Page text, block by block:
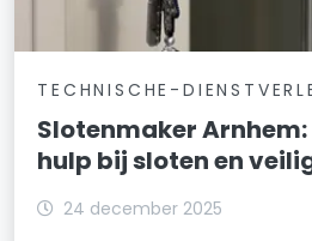
TECHNISCHE-
Slotenmaker
hulp bij sloten en
24 december 2025